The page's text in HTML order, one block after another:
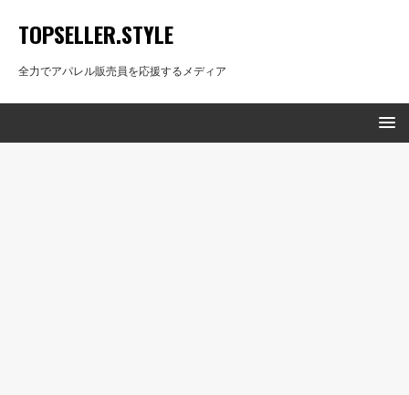
TOPSELLER.STYLE
全力でアパレル販売員を応援するメディア